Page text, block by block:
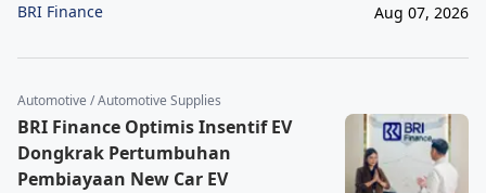
BRI Finance Aug 07, 2026
Automotive / Automotive Supplies
BRI Finance Optimis Insentif EV
Dongkrak Pertumbuhan
Pembiayaan New Car EV